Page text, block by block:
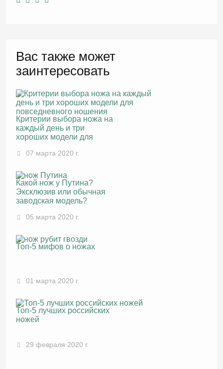
Вас также может
заинтересовать
Критерии выбора ножа на
каждый день и три
хороших модели для
07 марта 2020 г.
Какой нож у Путина?
Эксклюзив или обычная
заводская модель?
05 марта 2020 г.
Топ-5 мифов о ножах
01 марта 2020 г.
Топ-5 лучших российских
ножей
29 февраля 2020 г.